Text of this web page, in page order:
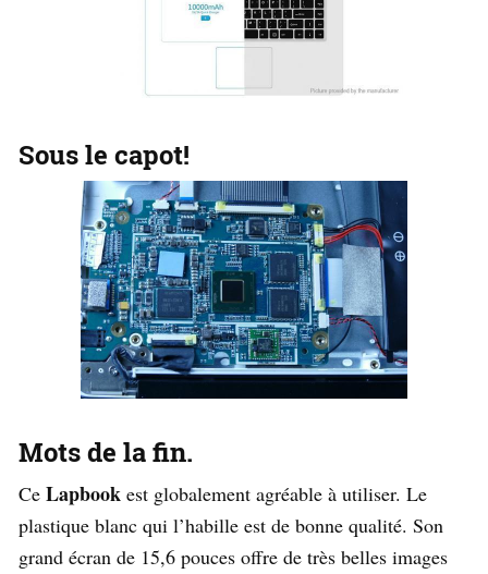
Sous le capot!
Mots de la fin.
Ce Lapbook est globalement agréable à utiliser. Le
plastique blanc qui l’habille est de bonne qualité. Son
grand écran de 15,6 pouces offre de très belles images